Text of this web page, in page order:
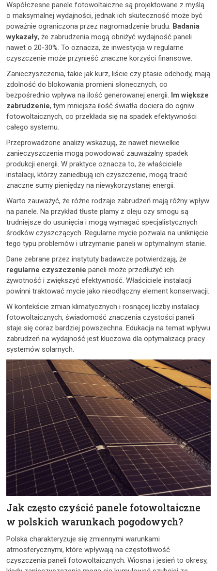
Współczesne panele fotowoltaiczne są projektowane z myślą
o maksymalnej wydajności, jednak ich skuteczność może być
poważnie ograniczona przez nagromadzenie brudu. Badania
wykazały, że zabrudzenia mogą obniżyć wydajność paneli
nawet o 20-30%. To oznacza, że inwestycja w regularne
czyszczenie może przynieść znaczne korzyści finansowe.
Zanieczyszczenia, takie jak kurz, liście czy ptasie odchody, mają
zdolność do blokowania promieni słonecznych, co
bezpośrednio wpływa na ilość generowanej energii. Im większe
zabrudzenie, tym mniejsza ilość światła dociera do ogniw
fotowoltaicznych, co przekłada się na spadek efektywności
całego systemu.
Przeprowadzone analizy wskazują, że nawet niewielkie
zanieczyszczenia mogą powodować zauważalny spadek
produkcji energii. W praktyce oznacza to, że właściciele
instalacji, którzy zaniedbują ich czyszczenie, mogą tracić
znaczne sumy pieniędzy na niewykorzystanej energii.
Warto zauważyć, że różne rodzaje zabrudzeń mają różny wpływ
na panele. Na przykład tłuste plamy z oleju czy smogu są
trudniejsze do usunięcia i mogą wymagać specjalistycznych
środków czyszczących. Regularne mycie pozwala na uniknięcie
tego typu problemów i utrzymanie paneli w optymalnym stanie.
Dane zebrane przez instytuty badawcze potwierdzają, że
regularne czyszczenie paneli może przedłużyć ich
żywotność i zwiększyć efektywność. Właściciele instalacji
powinni traktować mycie jako nieodłączny element konserwacji.
W kontekście zmian klimatycznych i rosnącej liczby instalacji
fotowoltaicznych, świadomość znaczenia czystości paneli
staje się coraz bardziej powszechna. Edukacja na temat wpływu
zabrudzeń na wydajność jest kluczowa dla optymalizacji pracy
systemów solarnych.
Jak często czyścić panele fotowoltaiczne
w polskich warunkach pogodowych?
Polska charakteryzuje się zmiennymi warunkami
atmosferycznymi, które wpływają na częstotliwość
czyszczenia paneli fotowoltaicznych. Wiosna i jesień to okresy,